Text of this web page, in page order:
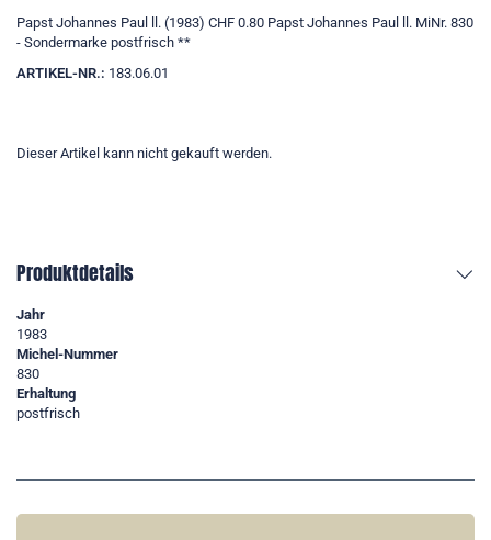
Papst Johannes Paul ll. (1983) CHF 0.80 Papst Johannes Paul ll. MiNr. 830
- Sondermarke postfrisch **
ARTIKEL-NR.: 183.06.01
Dieser Artikel kann nicht gekauft werden.
Produktdetails
Jahr
1983
Michel-Nummer
830
Erhaltung
postfrisch